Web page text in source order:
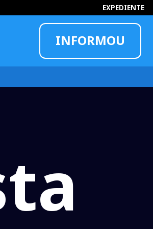
EXPEDIENTE
INFORMOU